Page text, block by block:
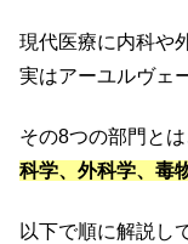
現代医療に内科や
実はアーユルヴェ
その8つの部門とは
科学、外科学、毒
以下で順に解説し